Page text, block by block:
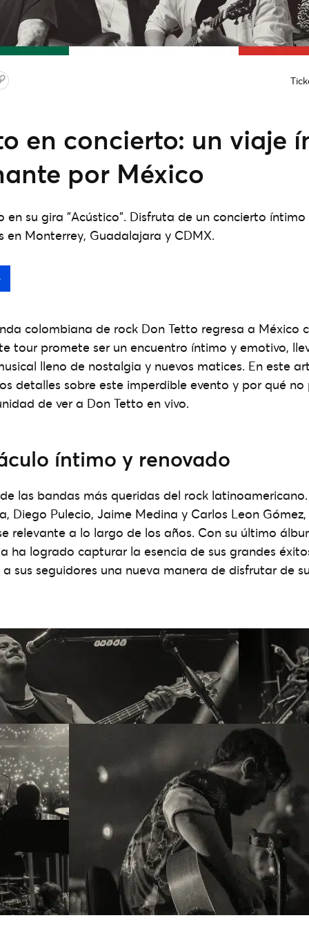
en concierto: un viaje
por México
en su gira "Acústico". Disfruta de un concierto
en Monterrey, Guadalajara y CDMX.
colombiana de rock Don Tetto regresa a México
tour promete ser un encuentro íntimo y emotivo,
lleno de nostalgia y nuevos matices. En este
detalles sobre este imperdible evento y por qué no
de ver a Don Tetto en vivo.
íntimo y renovado
las bandas más queridas del rock
Diego Pulecio, Jaime Medina y Carlos Leon
relevante a lo largo de los años. Con su último
ha logrado capturar la esencia de sus grandes
sus seguidores una nueva manera de disfrutar de